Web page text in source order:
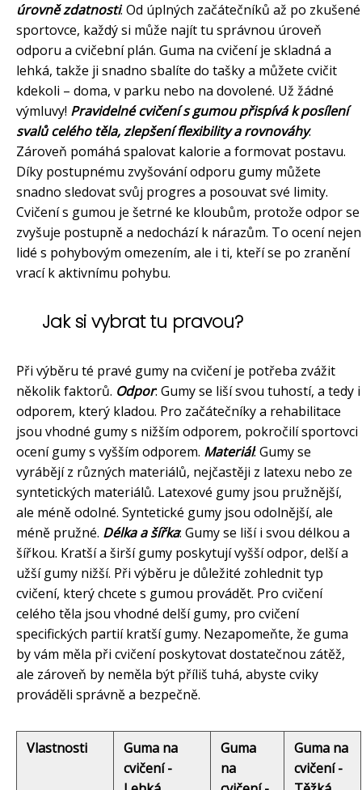
úrovně zdatnosti. Od úplných začátečníků až po zkušené
sportovce, každý si může najít tu správnou úroveň
odporu a cvičební plán. Guma na cvičení je skladná a
lehká, takže ji snadno sbalíte do tašky a můžete cvičit
kdekoli – doma, v parku nebo na dovolené. Už žádné
výmluvy! Pravidelné cvičení s gumou přispívá k posílení
svalů celého těla, zlepšení flexibility a rovnováhy.
Zároveň pomáhá spalovat kalorie a formovat postavu.
Díky postupnému zvyšování odporu gumy můžete
snadno sledovat svůj progres a posouvat své limity.
Cvičení s gumou je šetrné ke kloubům, protože odpor se
zvyšuje postupně a nedochází k nárazům. To ocení nejen
lidé s pohybovým omezením, ale i ti, kteří se po zranění
vrací k aktivnímu pohybu.
Jak si vybrat tu pravou?
Při výběru té pravé gumy na cvičení je potřeba zvážit
několik faktorů. Odpor: Gumy se liší svou tuhostí, a tedy i
odporem, který kladou. Pro začátečníky a rehabilitace
jsou vhodné gumy s nižším odporem, pokročilí sportovci
ocení gumy s vyšším odporem. Materiál: Gumy se
vyrábějí z různých materiálů, nejčastěji z latexu nebo ze
syntetických materiálů. Latexové gumy jsou pružnější,
ale méně odolné. Syntetické gumy jsou odolnější, ale
méně pružné. Délka a šířka: Gumy se liší i svou délkou a
šířkou. Kratší a širší gumy poskytují vyšší odpor, delší a
užší gumy nižší. Při výběru je důležité zohlednit typ
cvičení, který chcete s gumou provádět. Pro cvičení
celého těla jsou vhodné delší gumy, pro cvičení
specifických partií kratší gumy. Nezapomeňte, že guma
by vám měla při cvičení poskytovat dostatečnou zátěž,
ale zároveň by neměla být příliš tuhá, abyste cviky
prováděli správně a bezpečně.
Vlastnosti
Guma na
cvičení -
Guma
na
Guma na
cvičení -